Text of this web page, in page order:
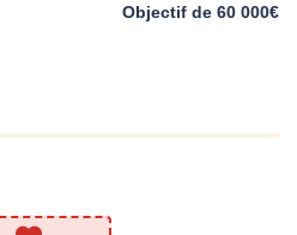
Objectif de 60 000€